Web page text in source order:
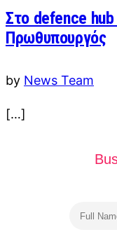
Στο defence hub
Πρωθυπουργός
by News Team
[…]